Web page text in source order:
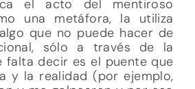
el acto del mentiroso
una metáfora, la utiliza
que no puede hacer de
sólo a través de la
falta decir es el puente que
y la realidad (por ejemplo,